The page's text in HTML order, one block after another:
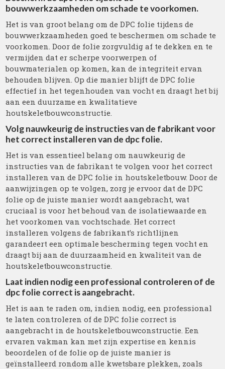
bouwwerkzaamheden om schade te voorkomen.
Het is van groot belang om de DPC folie tijdens de
bouwwerkzaamheden goed te beschermen om schade te
voorkomen. Door de folie zorgvuldig af te dekken en te
vermijden dat er scherpe voorwerpen of
bouwmaterialen op komen, kan de integriteit ervan
behouden blijven. Op die manier blijft de DPC folie
effectief in het tegenhouden van vocht en draagt het bij
aan een duurzame en kwalitatieve
houtskeletbouwconstructie.
Volg nauwkeurig de instructies van de fabrikant voor
het correct installeren van de dpc folie.
Het is van essentieel belang om nauwkeurig de
instructies van de fabrikant te volgen voor het correct
installeren van de DPC folie in houtskeletbouw. Door de
aanwijzingen op te volgen, zorg je ervoor dat de DPC
folie op de juiste manier wordt aangebracht, wat
cruciaal is voor het behoud van de isolatiewaarde en
het voorkomen van vochtschade. Het correct
installeren volgens de fabrikant’s richtlijnen
garandeert een optimale bescherming tegen vocht en
draagt bij aan de duurzaamheid en kwaliteit van de
houtskeletbouwconstructie.
Laat indien nodig een professional controleren of de
dpc folie correct is aangebracht.
Het is aan te raden om, indien nodig, een professional
te laten controleren of de DPC folie correct is
aangebracht in de houtskeletbouwconstructie. Een
ervaren vakman kan met zijn expertise en kennis
beoordelen of de folie op de juiste manier is
geïnstalleerd rondom alle kwetsbare plekken, zoals